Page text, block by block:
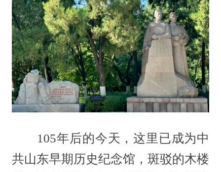
105年后的今天，这里已成为中
共山东早期历史纪念馆，斑驳的木楼